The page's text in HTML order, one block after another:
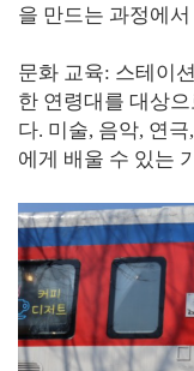
을 만드는 과정에
문화 교육: 스테이
한 연령대를 대상
다. 미술, 음악, 연
에게 배울 수 있는